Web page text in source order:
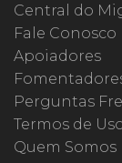
Central do
Fale Conosco
Apoiadores
Perguntas
Termos de
Quem Somos